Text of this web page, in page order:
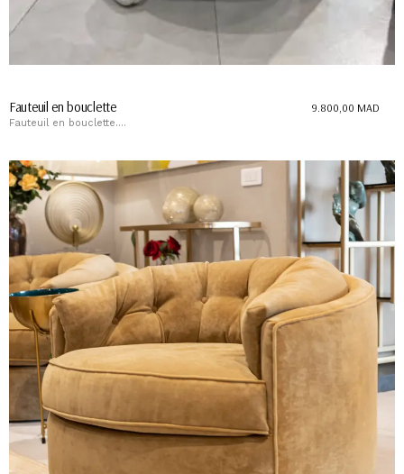
Fauteuil en bouclette
Fauteuil en bouclette....
9.800,00 MAD